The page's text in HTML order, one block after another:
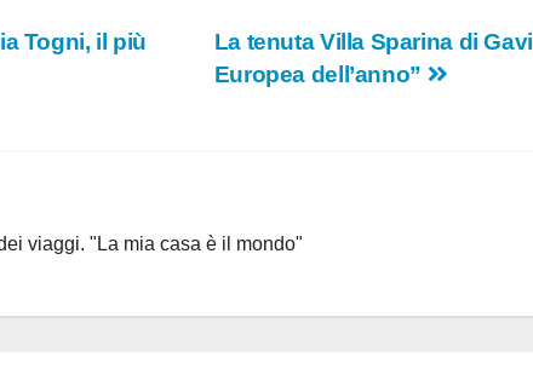
La tenuta Villa Sparina di
Europea dell’anno”
Togni, il più
viaggi. "La mia casa è il mondo"